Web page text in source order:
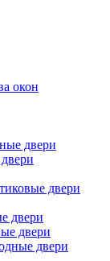
окон
двери
двери
двери
двери
двери